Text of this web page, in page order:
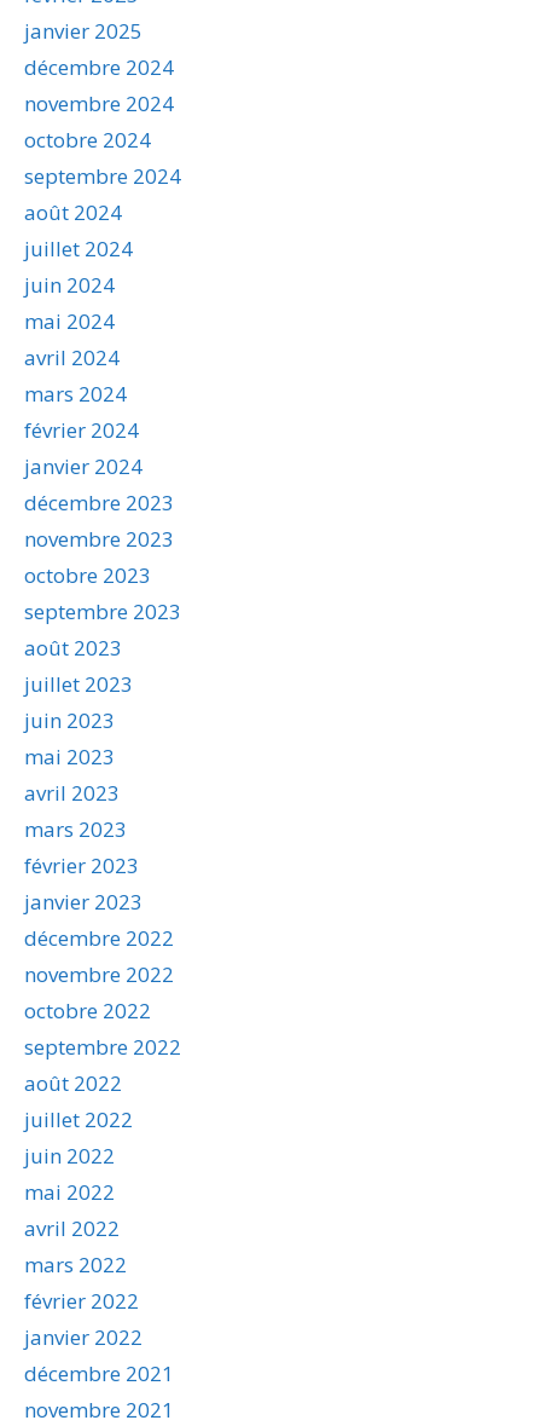
janvier 2025
décembre 2024
novembre 2024
octobre 2024
septembre 2024
août 2024
juillet 2024
juin 2024
mai 2024
avril 2024
mars 2024
février 2024
janvier 2024
décembre 2023
novembre 2023
octobre 2023
septembre 2023
août 2023
juillet 2023
juin 2023
mai 2023
avril 2023
mars 2023
février 2023
janvier 2023
décembre 2022
novembre 2022
octobre 2022
septembre 2022
août 2022
juillet 2022
juin 2022
mai 2022
avril 2022
mars 2022
février 2022
janvier 2022
décembre 2021
novembre 2021